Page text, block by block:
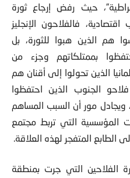
حيث رفض إرجاع ثورة
فالفلاحون الإنجليز
هم الذين هبوا للثورة، بل
بممتلكاتهم وجزء من
الذين تحولوا إلى أقنان هم
الجنوب الذين احتفظوا
مور أن السبب المساهم
المؤسسية التي تربط مجتمع
الطابع المتفجر لهذه العلاقة.
الفلاحين التي جرت بمنطقة